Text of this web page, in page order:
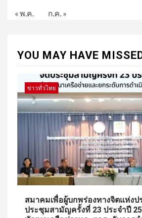
« พ.ค. ก.ค. »
YOU MAY HAVE
ข่าวทั่วไทย
สมาคมเพื่อผู้บกพร่องทางจิตแห่งป
ประชุมสามัญครั้งที่ 23 ประจำปี